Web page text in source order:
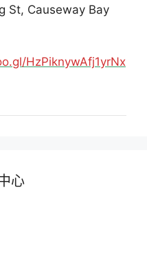
St, Causeway Bay
HzPiknywAfj1yrNx
心